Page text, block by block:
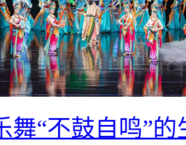
舞“不鼓自鸣”